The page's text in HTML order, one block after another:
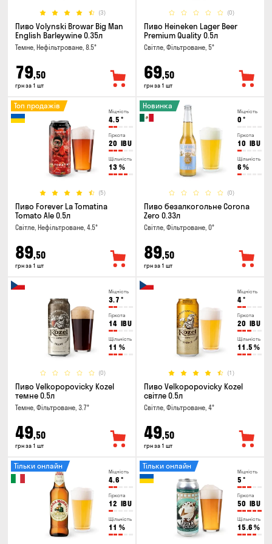
(3)
Пиво Volynski Browar Big Man
English Barleywine 0.35л
Темне, Нефільтроване, 8.5°
79,50
грн за 1 шт
(0)
Пиво Heineken Lager Beer
Premium Quality 0.5л
Світле, Фільтроване, 5°
69,50
грн за 1 шт
Міцність
4.5 °
Гіркота
20 IBU
Щільність
13 %
(5)
Топ продажів
Пиво Forever La Tomatina
Tomato Ale 0.5л
Світле, Нефільтроване, 4.5°
89,50
грн за 1 шт
Міцність
0 °
Гіркота
10 IBU
Щільність
6 %
(0)
Новинка
Пиво безалкогольне Corona
Zero 0.33л
Світле, Фільтроване, 0°
89,50
грн за 1 шт
Міцність
3.7 °
Гіркота
14 IBU
Щільність
11 %
(0)
Пиво Velkopopovicky Kozel
темне 0.5л
Темне, Фільтроване, 3.7°
49,50
грн за 1 шт
Міцність
4°
Гіркота
20 IBU
Щільність
11.5 %
(1)
Пиво Velkopopovicky Kozel
світле 0.5л
Світле, Фільтроване, 4°
49,50
грн за 1 шт
Міцність
4.6 °
Гіркота
12 IBU
Щільність
11 %
Тільки онлайн
Міцність
5 °
Гіркота
50 IBU
Щільність
15.6 %
Тільки онлайн